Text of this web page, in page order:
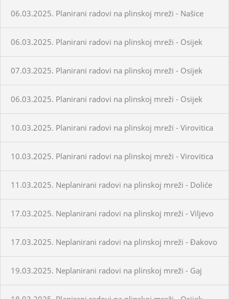
06.03.2025. Planirani radovi na plinskoj mreži - Našice
06.03.2025. Planirani radovi na plinskoj mreži - Osijek
07.03.2025. Planirani radovi na plinskoj mreži - Osijek
06.03.2025. Planirani radovi na plinskoj mreži - Osijek
10.03.2025. Planirani radovi na plinskoj mreži - Virovitica
10.03.2025. Planirani radovi na plinskoj mreži - Virovitica
11.03.2025. Neplanirani radovi na plinskoj mreži - Doliće
17.03.2025. Neplanirani radovi na plinskoj mreži - Viljevo
17.03.2025. Neplanirani radovi na plinskoj mreži - Đakovo
19.03.2025. Neplanirani radovi na plinskoj mreži - Gaj